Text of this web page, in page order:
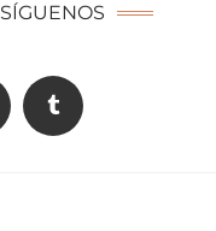
SÍGUENOS